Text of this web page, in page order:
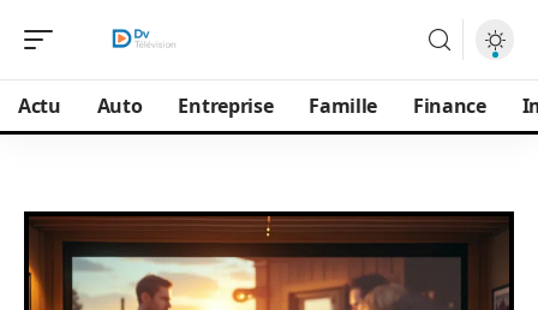
Actu Auto Entreprise Famille Finance